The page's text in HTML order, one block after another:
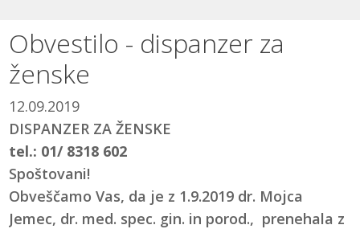
Obvestilo - dispanzer za
ženske
12.09.2019
DISPANZER ZA ŽENSKE
tel.: 01/ 8318 602
Spoštovani!
Obveščamo Vas, da je z 1.9.2019 dr. Mojca
Jemec, dr. med. spec. gin. in porod., prenehala z